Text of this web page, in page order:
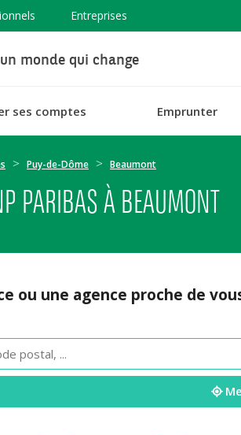
Entreprises
monde qui change
ses comptes Emprunter
Puy-de-Dôme Beaumont
PARIBAS À BEAUMONT
ou une agence proche de